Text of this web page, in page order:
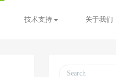
技术支持 关于我们